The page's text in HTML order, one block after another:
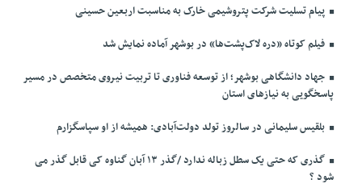
پیام تسلیت شرکت پتروشیمی خارک به مناسبت اربعین حسینی
فیلم کوتاه «دره لاک‌پشت‌ها» در بوشهر آماده نمایش شد
جهاد دانشگاهی بوشهر؛ از توسعه فناوری تا تربیت نیروی متخصص در مسیر
پاسخگویی به نیازهای استان
بلقیس سلیمانی در سالروز تولد دولت‌آبادی: همیشه از او سپاسگزارم
گذری که حتی یک سطل زباله ندارد /گذر ۱۳ آبان گناوه کی قابل گذر می
شود ؟